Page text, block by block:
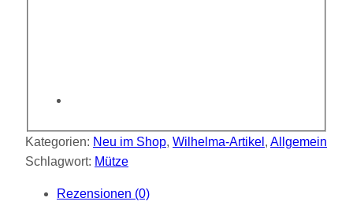
Kategorien: Neu im Shop, Wilhelma-Artikel , Allgemein
Schlagwort: Mütze
Rezensionen (0)